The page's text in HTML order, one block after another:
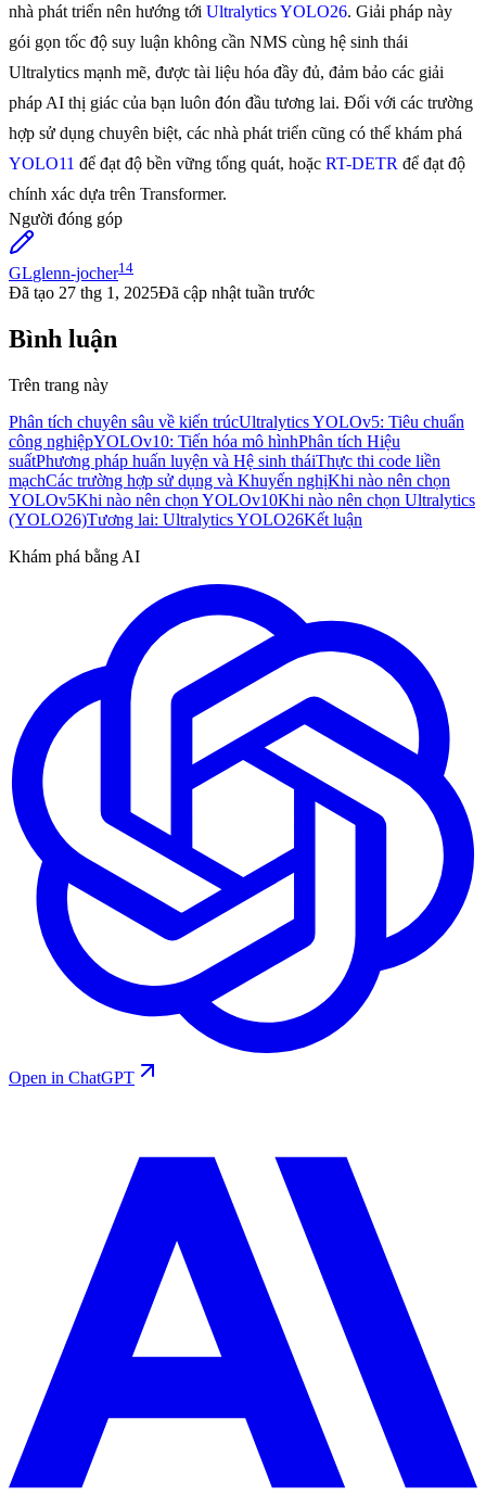
nhà phát triển nên hướng tới Ultralytics YOLO26. Giải pháp này
gói gọn tốc độ suy luận không cần NMS cùng hệ sinh thái
Ultralytics mạnh mẽ, được tài liệu hóa đầy đủ, đảm bảo các giải
pháp AI thị giác của bạn luôn đón đầu tương lai. Đối với các trường
hợp sử dụng chuyên biệt, các nhà phát triển cũng có thể khám phá
YOLO11 để đạt độ bền vững tổng quát, hoặc RT-DETR để đạt độ
chính xác dựa trên Transformer.
Người đóng góp
GLglenn-jocher14
Đã tạo 27 thg 1, 2025Đã cập nhật tuần trước
Bình luận
Trên trang này
Phân tích chuyên sâu về kiến trúcUltralytics YOLOv5: Tiêu chuẩn
công nghiệpYOLOv10: Tiến hóa mô hìnhPhân tích Hiệu
suấtPhương pháp huấn luyện và Hệ sinh tháiThực thi code liền
mạchCác trường hợp sử dụng và Khuyến nghịKhi nào nên chọn
YOLOv5Khi nào nên chọn YOLOv10Khi nào nên chọn Ultralytics
(YOLO26)Tương lai: Ultralytics YOLO26Kết luận
Khám phá bằng AI
Open in ChatGPT